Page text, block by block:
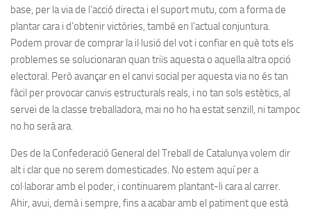
base, per la via de l’acció directa i el suport mutu, com a forma de
plantar cara i d’obtenir victòries, també en l’actual conjuntura.
Podem provar de comprar la il·lusió del vot i confiar en què tots els
problemes se solucionaran quan triïs aquesta o aquella altra opció
electoral. Però avançar en el canvi social per aquesta via no és tan
fàcil per provocar canvis estructurals reals, i no tan sols estètics, al
servei de la classe treballadora, mai no ho ha estat senzill, ni tampoc
no ho serà ara.
Des de la Confederació General del Treball de Catalunya volem dir
alt i clar que no serem domesticades. No estem aquí per a
col·laborar amb el poder, i continuarem plantant-li cara al carrer.
Ahir, avui, demà i sempre, fins a acabar amb el patiment que està